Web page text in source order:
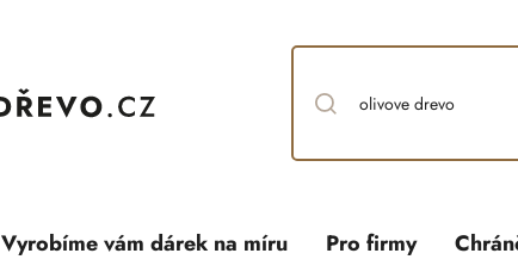
Vyrobíme vám dárek na míru Pro firmy